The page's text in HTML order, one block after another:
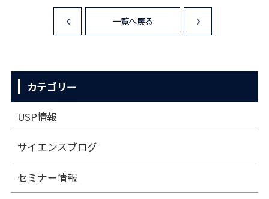
<
一覧へ戻る
カテゴリー
USP情報
サイエンスブログ
セミナー情報